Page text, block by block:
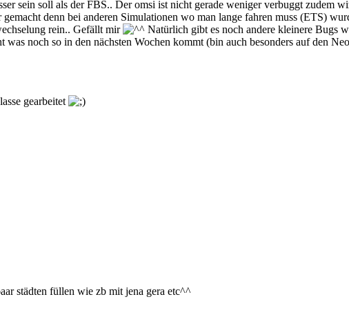
sein soll als der FBS.. Der omsi ist nicht gerade weniger verbuggt zudem
denn bei anderen Simulationen wo man lange fahren muss (ETS)
rein.. Gefällt mir
Natürlich gibt es noch andere kleinere Bugs
was noch so in den nächsten Wochen kommt (bin auch besonders auf den
gearbeitet
städten füllen wie zb mit jena gera etc^^